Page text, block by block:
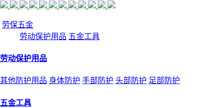
劳保五金
劳动保护用品 五金工具
劳动保护用品
其他防护用品 身体防护 手部防护 头部防护 足部防护
五金工具